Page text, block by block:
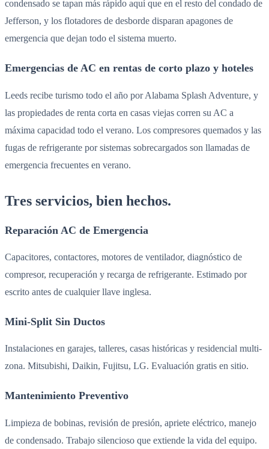
condensado se tapan más rápido aquí que en el resto del condado de
Jefferson, y los flotadores de desborde disparan apagones de
emergencia que dejan todo el sistema muerto.
Emergencias de AC en rentas de corto plazo y hoteles
Leeds recibe turismo todo el año por Alabama Splash Adventure, y
las propiedades de renta corta en casas viejas corren su AC a
máxima capacidad todo el verano. Los compresores quemados y las
fugas de refrigerante por sistemas sobrecargados son llamadas de
emergencia frecuentes en verano.
Tres servicios, bien hechos.
Reparación AC de Emergencia
Capacitores, contactores, motores de ventilador, diagnóstico de
compresor, recuperación y recarga de refrigerante. Estimado por
escrito antes de cualquier llave inglesa.
Mini-Split Sin Ductos
Instalaciones en garajes, talleres, casas históricas y residencial multi-
zona. Mitsubishi, Daikin, Fujitsu, LG. Evaluación gratis en sitio.
Mantenimiento Preventivo
Limpieza de bobinas, revisión de presión, apriete eléctrico, manejo
de condensado. Trabajo silencioso que extiende la vida del equipo.